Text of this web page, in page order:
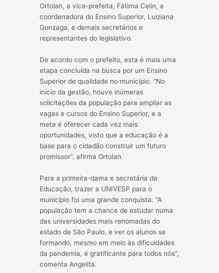
Ortolan, a vice-prefeita, Fátima Celin, a
coordenadora do Ensino Superior, Luiziana
Gonzaga, e demais secretários e
representantes do legislativo.
De acordo com o prefeito, esta é mais uma
etapa concluída na busca por um Ensino
Superior de qualidade no município. “No
início da gestão, houve inúmeras
solicitações da população para ampliar as
vagas e cursos do Ensino Superior, e a
meta é oferecer cada vez mais
oportunidades, visto que a educação é a
base para o cidadão construir um futuro
promissor”, afirma Ortolan.
Para a primeira-dama e secretária da
Educação, trazer a UNIVESP para o
município foi uma grande conquista. “A
população tem a chance de estudar numa
das universidades mais renomadas do
estado de São Paulo, e ver os alunos se
formando, mesmo em meio às dificuldades
da pandemia, é gratificante para todos nós”,
comenta Angelita.